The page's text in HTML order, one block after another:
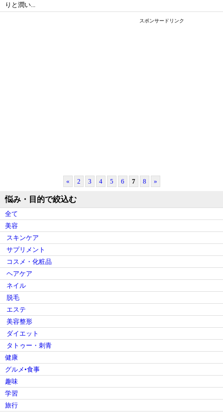
りと潤い...
スポンサードリンク
« 2 3 4 5 6 7 8 »
悩み・目的で絞込む
全て
美容
スキンケア
サプリメント
コスメ・化粧品
ヘアケア
ネイル
脱毛
エステ
美容整形
ダイエット
タトゥー・刺青
健康
グルメ•食事
趣味
学習
旅行